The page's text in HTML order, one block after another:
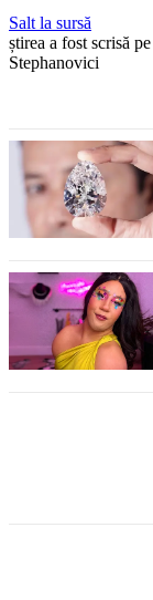
Salt la sursă
știrea a fost scrisă
Stephanovici